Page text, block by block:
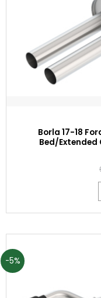
Borla 17-18
Bed/
-5%